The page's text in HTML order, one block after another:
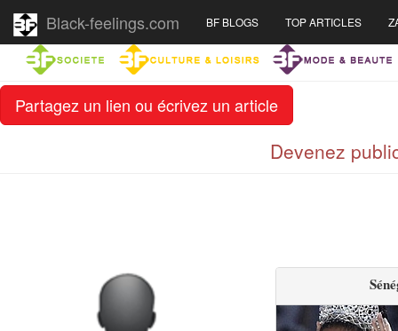
Partagez un lien ou écrivez un article
Black-feelings.com BF BLOGS TOP ARTICLES
Devenez